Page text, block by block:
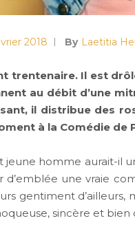
2018 By Laetitia
trentenaire. Il est
au débit d’une
il distribue des
à la Comédie de
jeune homme aurait-il
d’emblée une vraie
gentiment d’ailleurs,
sincère et